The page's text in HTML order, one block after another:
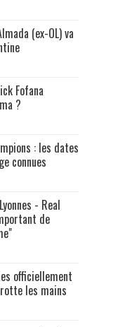
(ex-OL) va
Fofana
?
: les dates
connues
- Real
de
officiellement
les mains